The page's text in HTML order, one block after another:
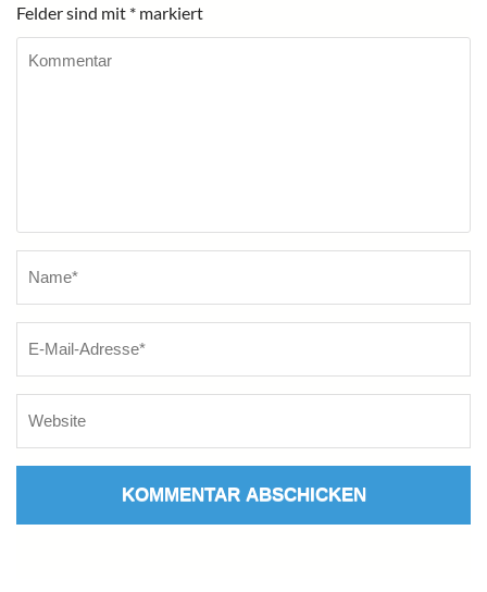
Felder sind mit * markiert